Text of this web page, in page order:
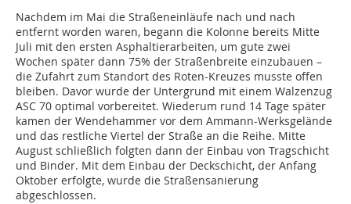
Nachdem im Mai die Straßeneinläufe nach und nach
entfernt worden waren, begann die Kolonne bereits Mitte
Juli mit den ersten Asphaltierarbeiten, um gute zwei
Wochen später dann 75% der Straßenbreite einzubauen –
die Zufahrt zum Standort des Roten-Kreuzes musste offen
bleiben. Davor wurde der Untergrund mit einem Walzenzug
ASC 70 optimal vorbereitet. Wiederum rund 14 Tage später
kamen der Wendehammer vor dem Ammann-Werksgelände
und das restliche Viertel der Straße an die Reihe. Mitte
August schließlich folgten dann der Einbau von Tragschicht
und Binder. Mit dem Einbau der Deckschicht, der Anfang
Oktober erfolgte, wurde die Straßensanierung
abgeschlossen.